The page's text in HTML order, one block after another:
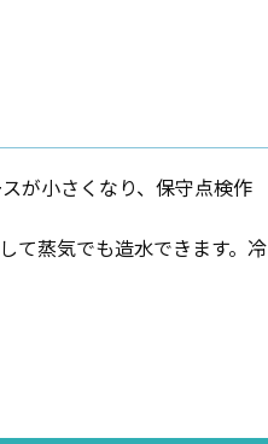
が小さくなり、保守点検作
て蒸気でも造水できます。冷